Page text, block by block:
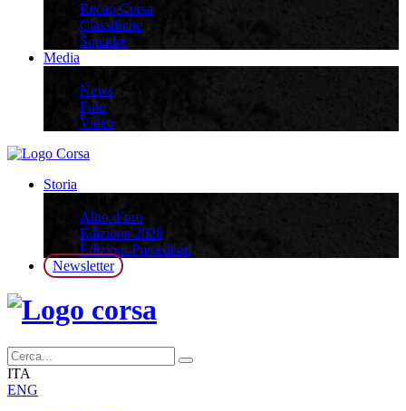
Recap Corsa
Classifiche
Squadre
Media
News
Foto
Video
Storia
Albo d’oro
Edizione 2026
Edizioni Precedenti
Newsletter
ITA
ENG